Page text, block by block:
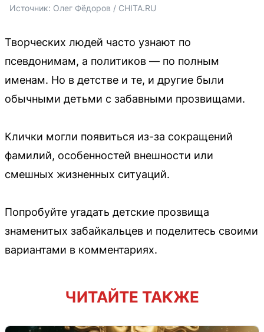
Источник: Олег Фёдоров / CHITA.RU
Творческих людей часто узнают по
псевдонимам, а политиков — по полным
именам. Но в детстве и те, и другие были
обычными детьми с забавными прозвищами.
Клички могли появиться из-за сокращений
фамилий, особенностей внешности или
смешных жизненных ситуаций.
Попробуйте угадать детские прозвища
знаменитых забайкальцев и поделитесь своими
вариантами в комментариях.
ЧИТАЙТЕ ТАКЖЕ